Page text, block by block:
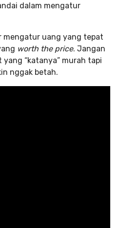
dalam mengatur
mengatur uang yang tepat
worth the price. Jangan
“katanya” murah tapi
nggak betah.